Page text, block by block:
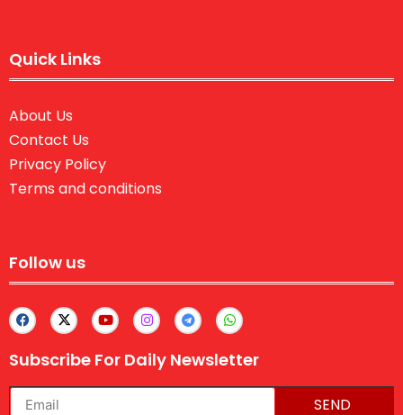
Quick Links
About Us
Contact Us
Privacy Policy
Terms and conditions
Follow us
Subscribe For Daily Newsletter
SEND